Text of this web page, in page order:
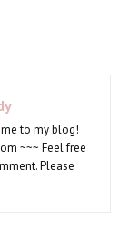
to my blog!
~~~ Feel free
Please